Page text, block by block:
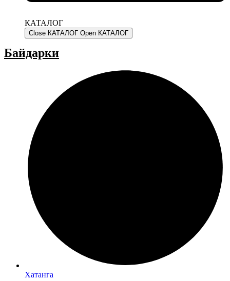
КАТАЛОГ
Close КАТАЛОГ Open КАТАЛОГ
Байдарки
Хатанга